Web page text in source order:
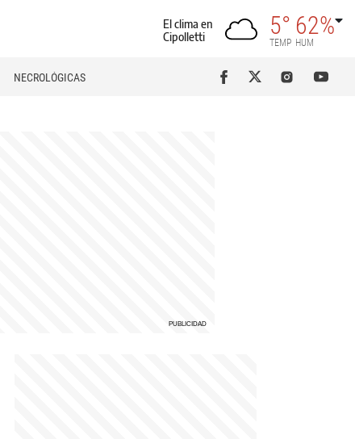
El clima en
Cipolletti
5°
TEMP
62%
HUM
NECROLÓGICAS